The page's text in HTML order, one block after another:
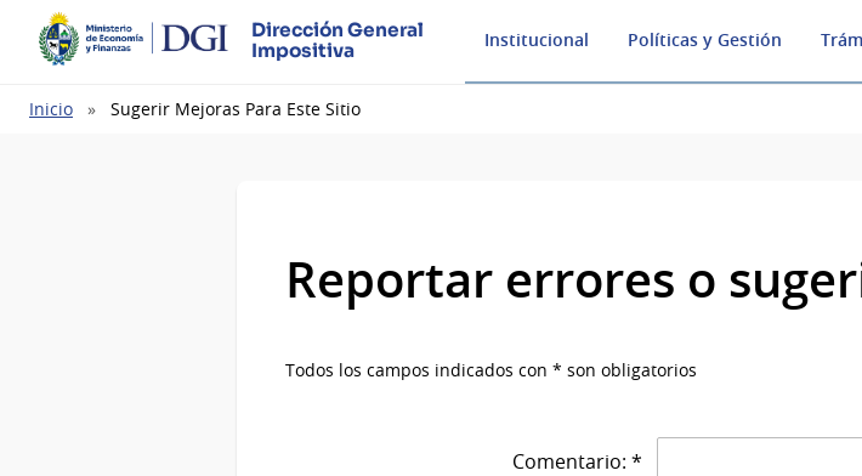
Dirección General
Impositiva
Institucional Políticas y Gestión
Ruta
Inicio Sugerir Mejoras Para Este Sitio
Reportar errores o
Todos los campos indicados con * son obligatorios
Comentario: *